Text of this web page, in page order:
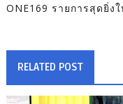
ONE169 รายการสุดยิ่
RELATED POST